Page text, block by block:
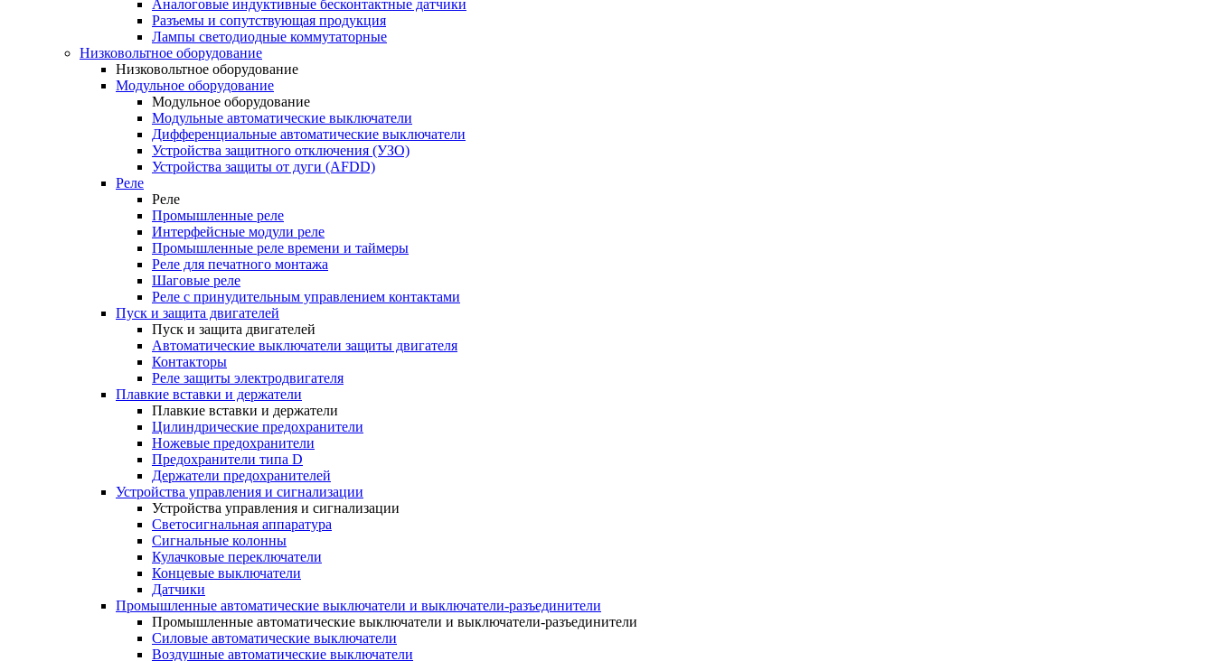
Аналоговые индуктивные бесконтактные датчики
Разъемы и сопутствующая продукция
Лампы светодиодные коммутаторные
Низковольтное оборудование
Низковольтное оборудование
Модульное оборудование
Модульное оборудование
Модульные автоматические выключатели
Дифференциальные автоматические выключатели
Устройства защитного отключения (УЗО)
Устройства защиты от дуги (AFDD)
Реле
Реле
Промышленные реле
Интерфейсные модули реле
Промышленные реле времени и таймеры
Реле для печатного монтажа
Шаговые реле
Реле с принудительным управлением контактами
Пуск и защита двигателей
Пуск и защита двигателей
Автоматические выключатели защиты двигателя
Контакторы
Реле защиты электродвигателя
Плавкие вставки и держатели
Плавкие вставки и держатели
Цилиндрические предохранители
Ножевые предохранители
Предохранители типа D
Держатели предохранителей
Устройства управления и сигнализации
Устройства управления и сигнализации
Светосигнальная аппаратура
Сигнальные колонны
Кулачковые переключатели
Концевые выключатели
Датчики
Промышленные автоматические выключатели и выключатели-разъединители
Промышленные автоматические выключатели и выключатели-разъединители
Силовые автоматические выключатели
Воздушные автоматические выключатели